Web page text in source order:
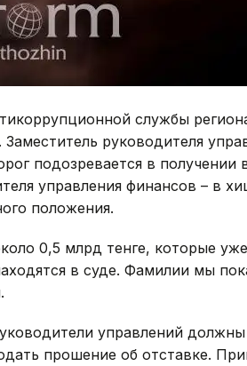
службы
руководителя
подозревается в получении
управления финансов – в
положения.
0,5 млрд тенге, которые уже
в суде. Фамилии мы
управлений должны
прошение об отставке.